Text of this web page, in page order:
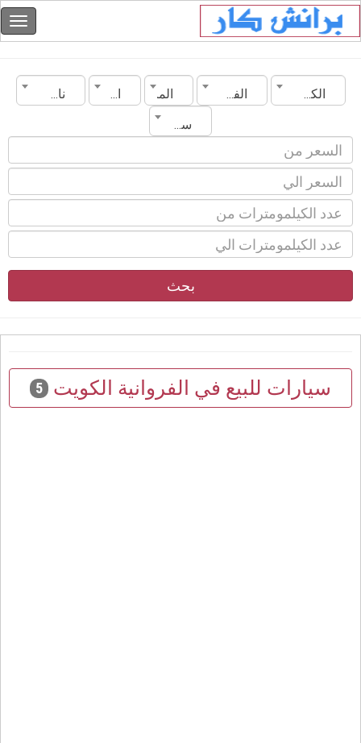
الكويت الفروانية الماركة الموديل
ناقل الحركة
سنة الصنع
بحث
سيارات للبيع في الفروانية الكويت 5